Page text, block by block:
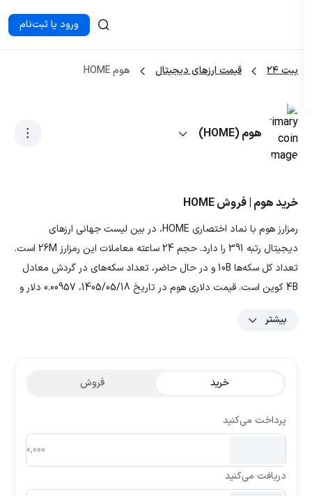
ورود یا ثبت‌نام
بیت ۲۴ قیمت ارزهای دیجیتال هوم HOME
هوم (HOME)
خرید هوم | فروش HOME
رمزارز هوم با نماد اختصاری HOME، در بین لیست جهانی ارزهای
دیجیتال رتبه 391 را دارد. حجم 24 ساعته معاملات این رمزارز 26M است.
تعداد کل سکه‌ها 10B و در حال حاضر، تعداد سکه‌های در گردش معادل
4B کوین است. قیمت دلاری هوم در تاریخ 1405/05/18، 0.00957 دلار و
بیشتر
خرید فروش
پرداخت می‌کنید
دریافت می‌کنید